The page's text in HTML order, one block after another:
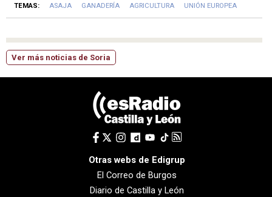
TEMAS: ASAJA GANADERÍA AGRICULTURA UNIÓN EUROPEA
Ver más noticias de Soria
Otras webs de Edigrup
El Correo de Burgos
Diario de Castilla y León